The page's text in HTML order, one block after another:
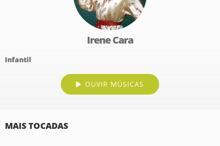
Irene Cara
Infantil
OUVIR MÚSICAS
MAIS TOCADAS